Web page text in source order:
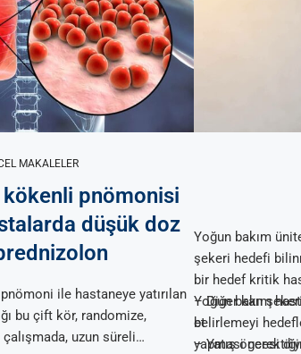
MAKALELER
pnömonisi
düşük doz
ile hastaneye yatırılan
bu çift kör, randomize,
uzun süreli
Yoğun bakım
şekeri hedefi
bir hedef kritik
Yoğun bakım
belirlemeyi
yapması
– Diğer kan
et
– Yatış öncesi